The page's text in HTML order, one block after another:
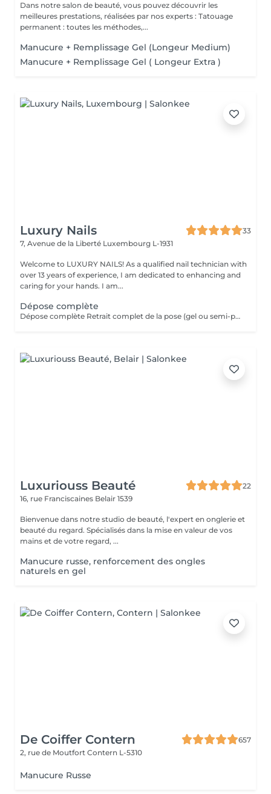
Dans notre salon de beauté, vous pouvez découvrir les
meilleures prestations, réalisées par nos experts : Tatouage
permanent : toutes les méthodes,...
Manucure + Remplissage Gel (Longeur Medium)
Manucure + Remplissage Gel ( Longeur Extra )
Luxury Nails
33
7, Avenue de la Liberté Luxembourg L-1931
Welcome to LUXURY NAILS! As a qualified nail technician with
over 13 years of experience, I am dedicated to enhancing and
caring for your hands. I am...
Dépose complète
Dépose complète Retrait complet de la pose (gel ou semi-permanent) afin de retrouver vos ongles naturels, sans repose de produit. Cette prestation n'est pas réservable en ligne. Elle est réservée uniquement aux poses réalisées par mes soins. Je n'effectue pas de dépose sur des poses réalisées par une autre prothésiste ongulaire.
Luxuriouss Beauté
22
16, rue Franciscaines Belair 1539
Bienvenue dans notre studio de beauté, l'expert en onglerie et
beauté du regard. Spécialisés dans la mise en valeur de vos
mains et de votre regard, ...
Manucure russe, renforcement des ongles
naturels en gel
De Coiffer Contern
657
2, rue de Moutfort Contern L-5310
Manucure Russe